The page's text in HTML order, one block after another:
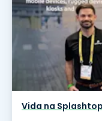
Vida na Splashtop